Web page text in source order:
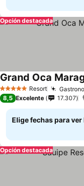
Opción destacada
5 Estrellas Resort
Grand Oca
8,5 Excelente 17.307
Elige fechas para
Opción destacada